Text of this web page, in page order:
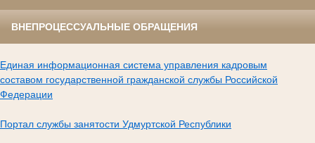
ВНЕПРОЦЕССУАЛЬНЫЕ ОБРАЩЕНИЯ
Единая информационная система управления кадровым
составом государственной гражданской службы Российской
Федерации
Портал службы занятости Удмуртской Республики